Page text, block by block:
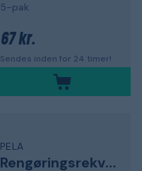
5-pak
67 kr.
Sendes inden for 24 timer!
PELA
Rengøringsrekvisitter